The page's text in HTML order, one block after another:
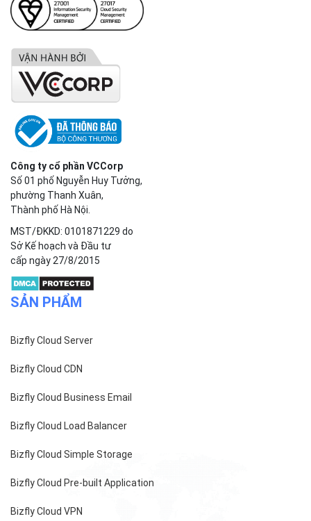
Công ty cổ phần VCCorp
Số 01 phố Nguyễn Huy Tưởng,
phường Thanh Xuân,
Thành phố Hà Nội.
MST/ĐKKD: 0101871229 do
Sở Kế hoạch và Đầu tư
cấp ngày 27/8/2015
SẢN PHẨM
Bizfly Cloud Server
Bizfly Cloud CDN
Bizfly Cloud Business Email
Bizfly Cloud Load Balancer
Bizfly Cloud Simple Storage
Bizfly Cloud Pre-built Application
Bizfly Cloud VPN